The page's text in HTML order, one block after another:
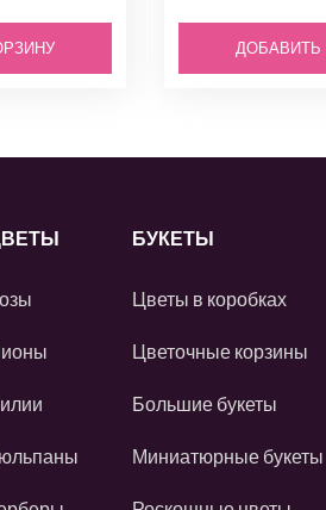
ДОБАВИТЬ
БУКЕТЫ
Цветы в коробках
Цветочные корзины
Большие букеты
Миниатюрные букеты